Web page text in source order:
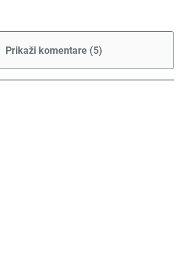
Prikaži komentare (5)